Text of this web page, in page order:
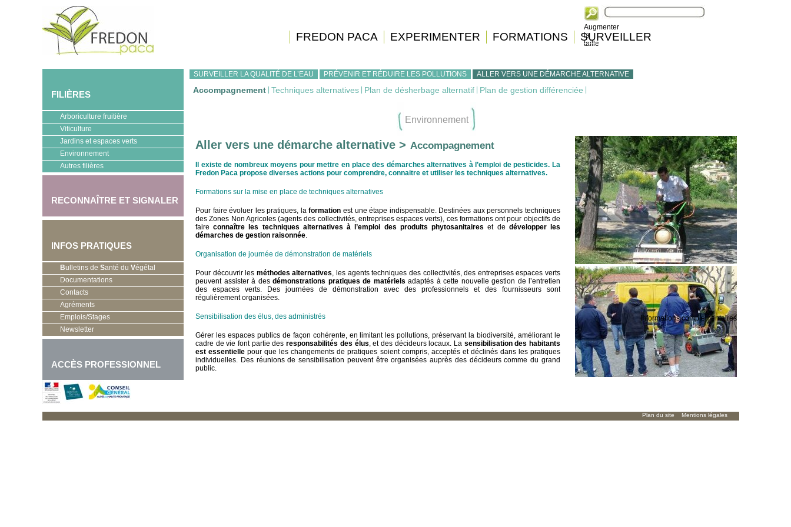
Augmenter
la
taille
FREDON PACA EXPERIMENTER FORMATIONS SURVEILLER
FILIÈRES
Arboriculture fruitière
Viticulture
Jardins et espaces verts
Environnement
Autres filières
RECONNAÎTRE ET SIGNALER
INFOS PRATIQUES
Bulletins de Santé du Végétal
Documentations
Contacts
Agréments
Emplois/Stages
Newsletter
ACCÈS PROFESSIONNEL
SURVEILLER LA QUALITÉ DE L’EAU PRÉVENIR ET RÉDUIRE LES POLLUTIONS ALLER VERS UNE DÉMARCHE ALTERNATIVE
Accompagnement Techniques alternatives Plan de désherbage alternatif Plan de gestion différenciée
Environnement
Aller vers une démarche alternative > Accompagnement
Il existe de nombreux moyens pour mettre en place des démarches alternatives à l’emploi de pesticides. La
Fredon Paca propose diverses actions pour comprendre, connaitre et utiliser les techniques alternatives.
Formations sur la mise en place de techniques alternatives
Pour faire évoluer les pratiques, laformation est une étape indispensable. Destinées aux personnels techniques
des Zones Non Agricoles (agents des collectivités, entreprises espaces verts), ces formations ont pour objectifs de
faireconnaître les techniques alternatives à l’emploi des produits phytosanitaires et de développer les
démarches de gestion raisonnée.
Organisation de journée de démonstration de matériels
Pour découvrir les méthodes alternatives, les agents techniques des collectivités, des entreprises espaces verts
peuvent assister à des démonstrations pratiques de matériels adaptés à cette nouvelle gestion de l’entretien
des espaces verts.
Des journées de démonstration avec des professionnels et des fournisseurs sont
régulièrement organisées.
Sensibilisation des élus, des administrés
Gérer les espaces publics de façon cohérente, en limitant les pollutions, préservant la biodiversité, améliorant le
cadre de vie font partie desresponsabilités des élus, et des décideurs locaux. La sensibilisation des habitants
est essentielle pour que les changements de pratiques soient compris, acceptés et déclinés dans les pratiques
individuelles. Des réunions de sensibilisation peuvent être organisées auprès des décideurs comme du grand
public.
Informations complémentaires
Plan du site Mentions légales